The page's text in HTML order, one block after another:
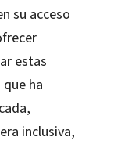
su acceso
estas
ha
inclusiva,